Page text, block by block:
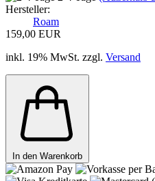
Hersteller:
Roam
159,00 EUR
inkl. 19% MwSt. zzgl. Versand
In den Warenkorb